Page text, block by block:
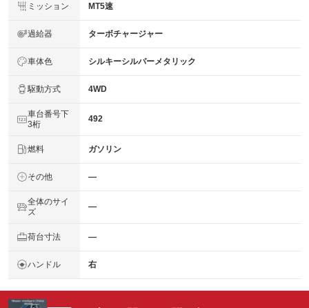
ミッション MT5速
過給器 ターボチャージャー
車体色 シルキーシルバーメタリック
駆動方式 4WD
車台番号下
3桁
492
燃料 ガソリン
その他 ―
全体のサイ
ズ
―
荷台寸法 ―
ハンドル 右